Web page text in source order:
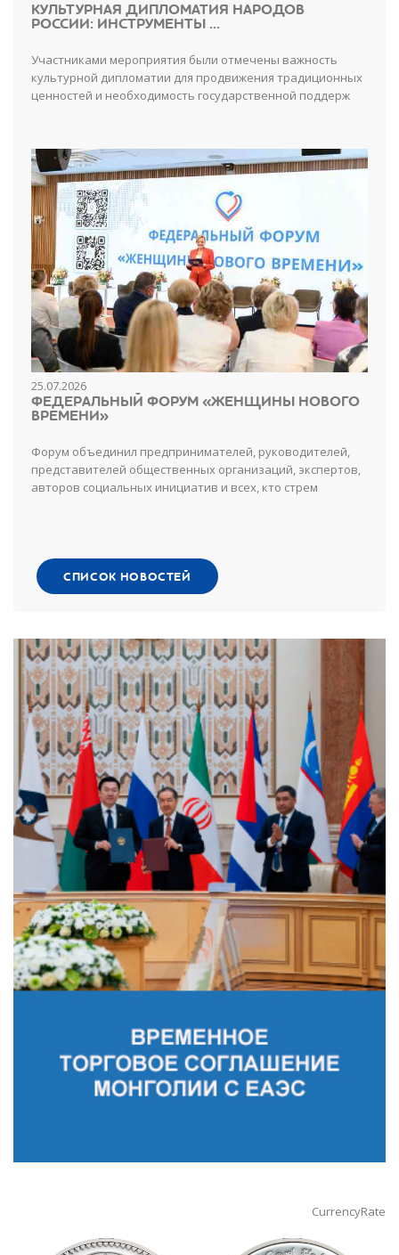
КУЛЬТУРНАЯ ДИПЛОМАТИЯ НАРОДОВ
РОССИИ: ИНСТРУМЕНТЫ ...
Участниками мероприятия были отмечены важность
культурной дипломатии для продвижения традиционных
ценностей и необходимость государственной поддерж
25.07.2026
ФЕДЕРАЛЬНЫЙ ФОРУМ «ЖЕНЩИНЫ НОВОГО
ВРЕМЕНИ»
Форум объединил предпринимателей, руководителей,
представителей общественных организаций, экспертов,
авторов социальных инициатив и всех, кто стрем
СПИСОК НОВОСТЕЙ
CurrencyRate